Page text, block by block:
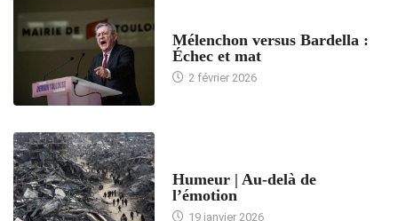
Mélenchon versus Bardella :
Échec et mat
2 février 2026
Humeur | Au-delà de
l’émotion
19 janvier 2026